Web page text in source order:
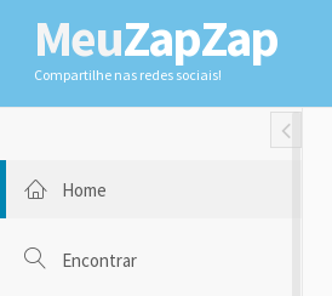
MeuZapZap
Compartilhe nas redes sociais!
Toggle
Home
Encontrar